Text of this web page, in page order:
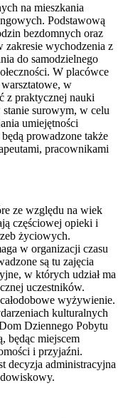
na mieszkania
Podstawową
bezdomnych oraz
wychodzenia z
do samodzielnego
W placówce
w
z praktycznej nauki
stanie surowym, w celu
umiejętności
prowadzone także
pracownikami
ze względu na wiek
częściowej opieki i
życiowych.
w organizacji czasu
są tu zajęcia
w których udział ma
uczestników.
wyżywienie.
kulturalnych
Dziennego Pobytu
będąc miejscem
i przyjaźni.
decyzja administracyjna